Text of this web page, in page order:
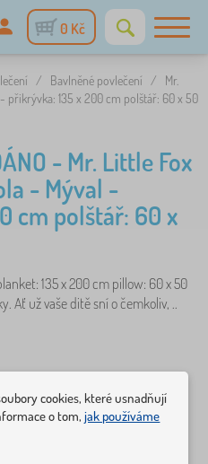
0 Kč
/ Bavlněné povlečení /
Mr.
přikrývka: 135 x 200 cm polštář: 60 x 50
- Mr. Little Fox
- Mýval -
cm polštář: 60 x
135 x 200 cm pillow: 60 x 50
Ať už vaše ditě sní o čemkoliv, ..
cookies, které usnadňují
o tom,jak používáme